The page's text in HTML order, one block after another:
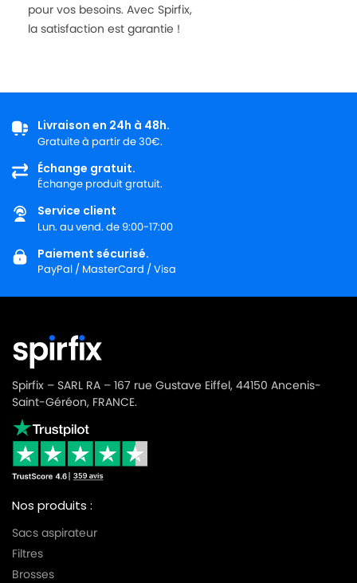
pour vos besoins. Avec Spirfix,
la satisfaction est garantie !
Livraison en 24h à 48h.
Gratuite à partir de 30€.
Échange gratuit.
Échange produit gratuit.
Service client
Lun. au vend. de 9:00-17:00
Paiement sécurisé.
PayPal / MasterCard / Visa
Spirfix – SARL RA – 167 rue Gustave Eiffel, 44150 Ancenis-
Saint-Géréon, FRANCE.
Nos produits :
Sacs aspirateur
Filtres
Brosses